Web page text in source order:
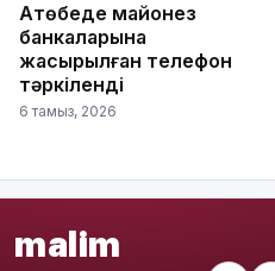
Ақтөбеде майонез
банкаларына
жасырылған телефон
тәркіленді
6 тамыз, 2026
malim